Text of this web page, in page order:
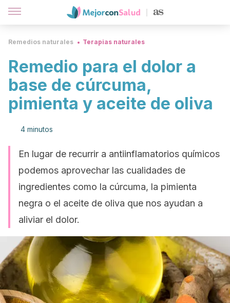
Remedios naturales Terapias naturales
Remedio para el dolor a
base de cúrcuma,
pimienta y aceite de oliva
4 minutos
En lugar de recurrir a antiinflamatorios químicos
podemos aprovechar las cualidades de
ingredientes como la cúrcuma, la pimienta
negra o el aceite de oliva que nos ayudan a
aliviar el dolor.